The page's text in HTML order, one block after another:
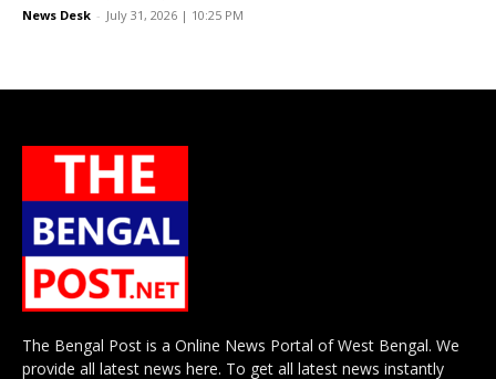
News Desk - July 31, 2026 | 10:25 PM
The Bengal Post is a Online News Portal of West Bengal. We
provide all latest news here. To get all latest news instantly